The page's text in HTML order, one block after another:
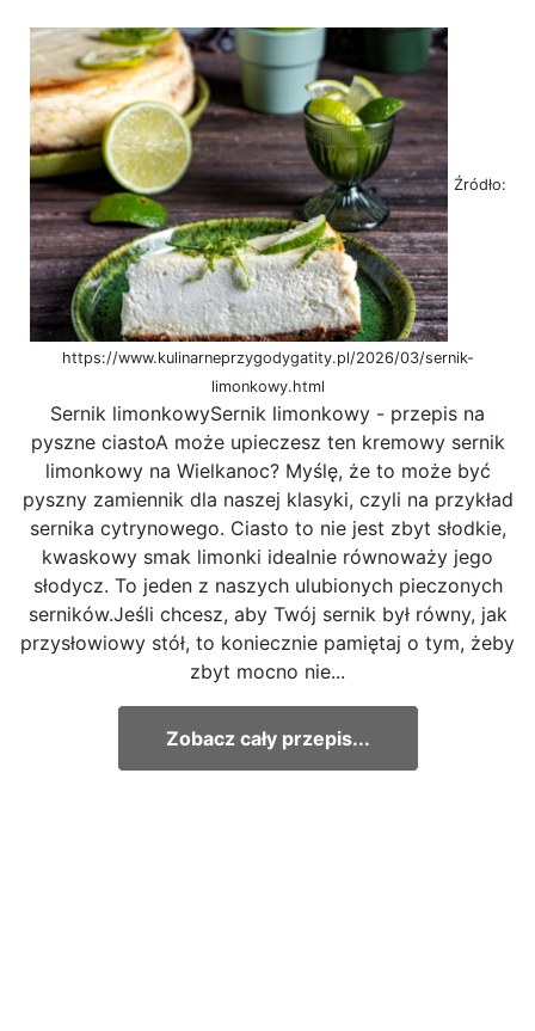
Źródło:
https://www.kulinarneprzygodygatity.pl/2026/03/sernik-
limonkowy.html
Sernik limonkowySernik limonkowy - przepis na
pyszne ciastoA może upieczesz ten kremowy sernik
limonkowy na Wielkanoc? Myślę, że to może być
pyszny zamiennik dla naszej klasyki, czyli na przykład
sernika cytrynowego. Ciasto to nie jest zbyt słodkie,
kwaskowy smak limonki idealnie równoważy jego
słodycz. To jeden z naszych ulubionych pieczonych
serników.Jeśli chcesz, aby Twój sernik był równy, jak
przysłowiowy stół, to koniecznie pamiętaj o tym, żeby
zbyt mocno nie...
Zobacz cały przepis...